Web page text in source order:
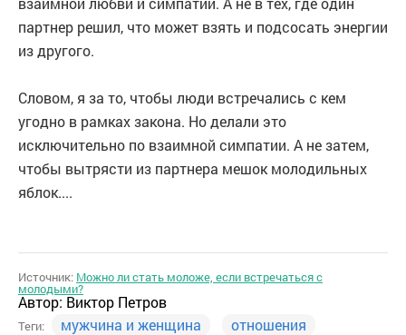
партнер решил, что может взять и подсосать энергии
из другого.
Словом, я за то, чтобы люди встречались с кем
угодно в рамках закона. Но делали это
исключительно по взаимной симпатии. А не затем,
чтобы вытрясти из партнера мешок молодильных
яблок....
Источник: Можно ли стать моложе, если встречаться с
молодыми?
Автор:Виктор Петров
Теги: мужчина и женщина отношения